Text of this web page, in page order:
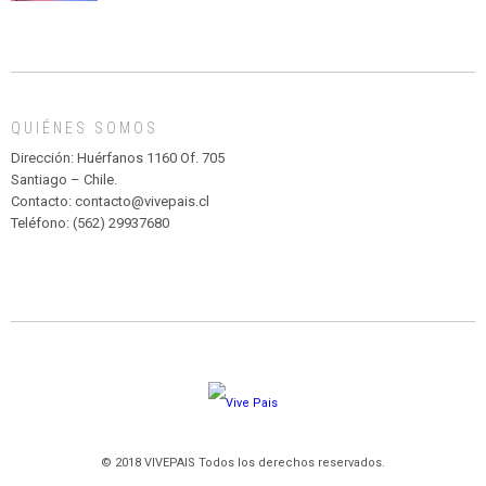
MADAGASCAR
PARQUE
HURATDO
QUIÉNES SOMOS
Dirección: Huérfanos 1160 Of. 705
Santiago – Chile.
Contacto: contacto@vivepais.cl
Teléfono: (562) 29937680
© 2018 VIVEPAIS Todos los derechos reservados.